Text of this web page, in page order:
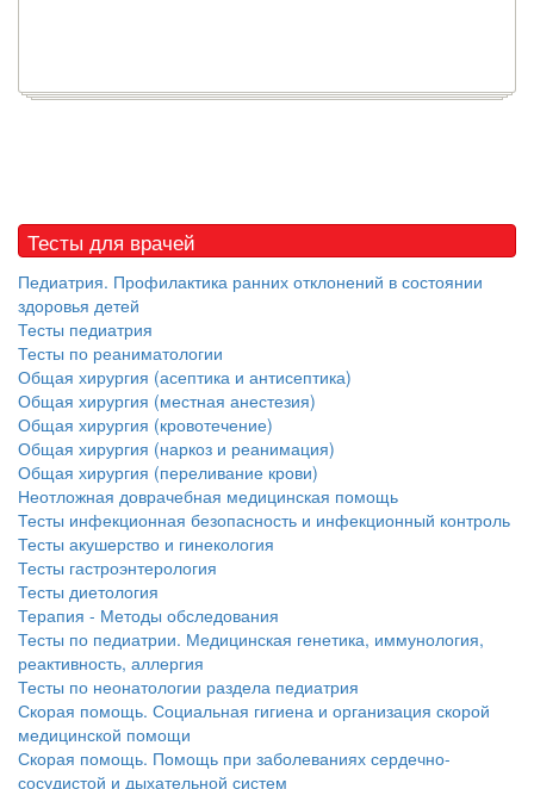
Тесты для врачей
Педиатрия. Профилактика ранних отклонений в состоянии
здоровья детей
Тесты педиатрия
Тесты по реаниматологии
Общая хирургия (асептика и антисептика)
Общая хирургия (местная анестезия)
Общая хирургия (кровотечение)
Общая хирургия (наркоз и реанимация)
Общая хирургия (переливание крови)
Неотложная доврачебная медицинская помощь
Тесты инфекционная безопасность и инфекционный контроль
Тесты акушерство и гинекология
Тесты гастроэнтерология
Тесты диетология
Терапия - Методы обследования
Тесты по педиатрии. Медицинская генетика, иммунология,
реактивность, аллергия
Тесты по неонатологии раздела педиатрия
Скорая помощь. Социальная гигиена и организация скорой
медицинской помощи
Скорая помощь. Помощь при заболеваниях сердечно-
сосудистой и дыхательной систем